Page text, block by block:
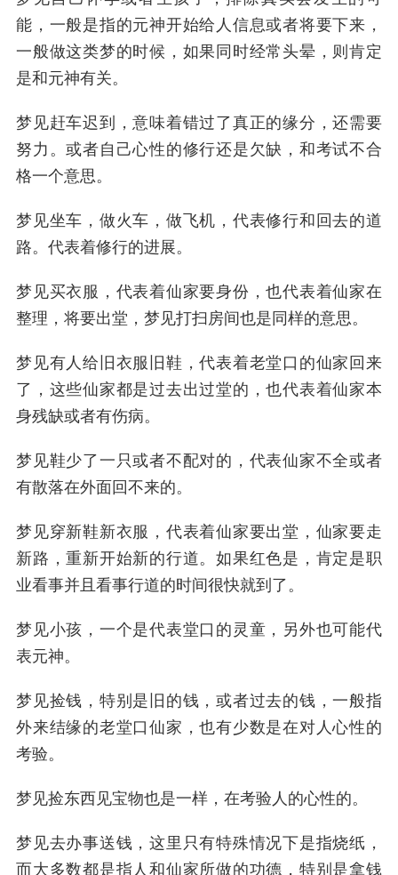
能，一般是指的元神开始给人信息或者将要下来，
一般做这类梦的时候，如果同时经常头晕，则肯定
是和元神有关。
梦见赶车迟到，意味着错过了真正的缘分，还需要
努力。或者自己心性的修行还是欠缺，和考试不合
格一个意思。
梦见坐车，做火车，做飞机，代表修行和回去的道
路。代表着修行的进展。
梦见买衣服，代表着仙家要身份，也代表着仙家在
整理，将要出堂，梦见打扫房间也是同样的意思。
梦见有人给旧衣服旧鞋，代表着老堂口的仙家回来
了，这些仙家都是过去出过堂的，也代表着仙家本
身残缺或者有伤病。
梦见鞋少了一只或者不配对的，代表仙家不全或者
有散落在外面回不来的。
梦见穿新鞋新衣服，代表着仙家要出堂，仙家要走
新路，重新开始新的行道。如果红色是，肯定是职
业看事并且看事行道的时间很快就到了。
梦见小孩，一个是代表堂口的灵童，另外也可能代
表元神。
梦见捡钱，特别是旧的钱，或者过去的钱，一般指
外来结缘的老堂口仙家，也有少数是在对人心性的
考验。
梦见捡东西见宝物也是一样，在考验人的心性的。
梦见去办事送钱，这里只有特殊情况下是指烧纸，
而大多数都是指人和仙家所做的功德，特别是拿钱